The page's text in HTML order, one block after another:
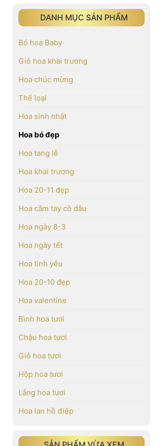
DANH MỤC SẢN PHẨM
Bó hoa Baby
Giỏ hoa khai trương
Hoa chúc mừng
Thể loại
Hoa sinh nhật
Hoa bó đẹp
Hoa tang lễ
Hoa khai trương
Hoa 20-11 đẹp
Hoa cầm tay cô dâu
Hoa ngày 8-3
Hoa ngày tết
Hoa tình yêu
Hoa 20-10 đẹp
Hoa valentine
Bình hoa tươi
Chậu hoa tươi
Giỏ hoa tươi
Hộp hoa tươi
Lẵng hoa tươi
Hoa lan hồ điệp